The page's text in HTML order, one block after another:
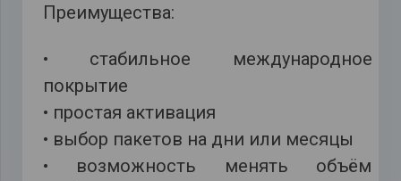
Преимущества:
• стабильное международное
покрытие
• простая активация
• выбор пакетов на дни или месяцы
• возможность менять объём